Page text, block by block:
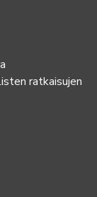
ratkaisujen